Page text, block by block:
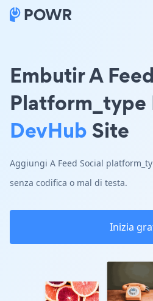
Embutir A
Platform_type
DevHubSite
Aggiungi A Feed Social
senza codifica o mal di testa.
Inizia